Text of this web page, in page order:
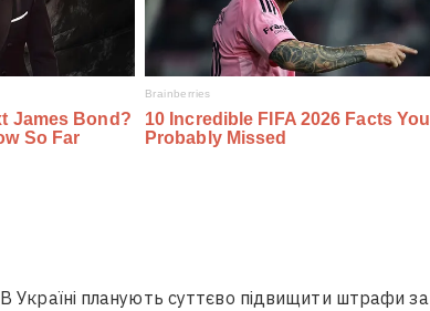
В Україні планують суттєво підвищити штрафи за